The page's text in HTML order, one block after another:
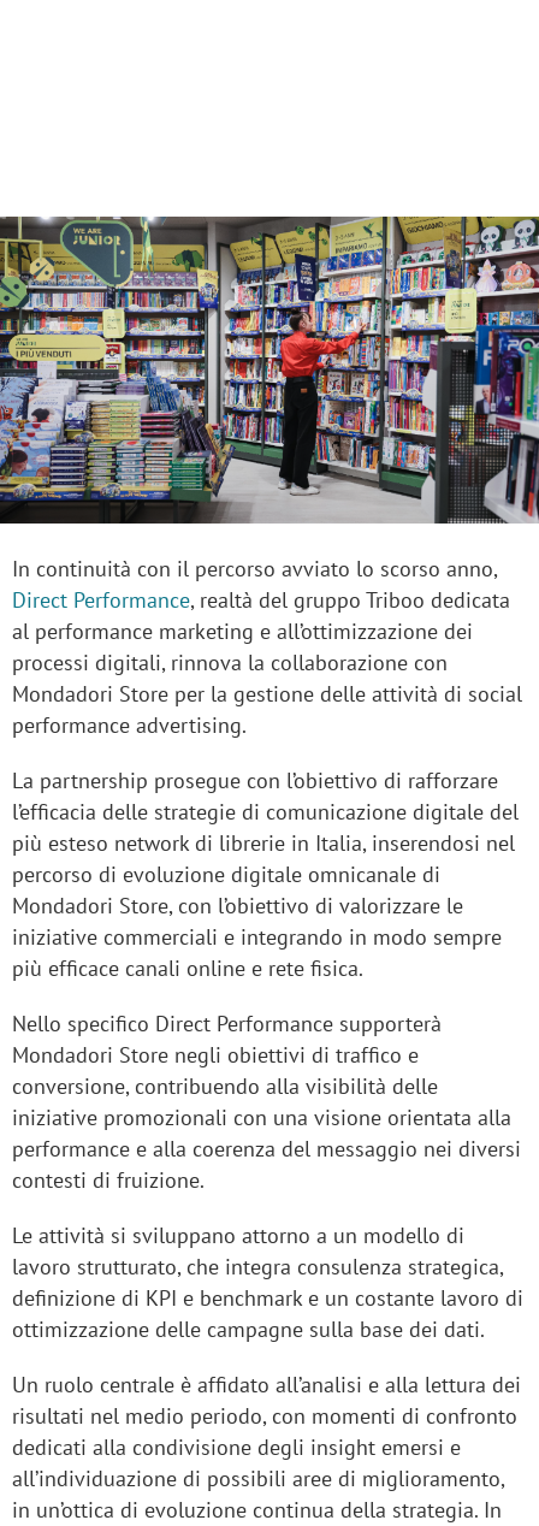
In continuità con il percorso avviato lo scorso anno,
Direct Performance, realtà del gruppo Triboo dedicata
al performance marketing e all’ottimizzazione dei
processi digitali, rinnova la collaborazione con
Mondadori Store per la gestione delle attività di social
performance advertising.
La partnership prosegue con l’obiettivo di rafforzare
l’efficacia delle strategie di comunicazione digitale del
più esteso network di librerie in Italia, inserendosi nel
percorso di evoluzione digitale omnicanale di
Mondadori Store, con l’obiettivo di valorizzare le
iniziative commerciali e integrando in modo sempre
più efficace canali online e rete fisica.
Nello specifico Direct Performance supporterà
Mondadori Store negli obiettivi di traffico e
conversione, contribuendo alla visibilità delle
iniziative promozionali con una visione orientata alla
performance e alla coerenza del messaggio nei diversi
contesti di fruizione.
Le attività si sviluppano attorno a un modello di
lavoro strutturato, che integra consulenza strategica,
definizione di KPI e benchmark e un costante lavoro di
ottimizzazione delle campagne sulla base dei dati.
Un ruolo centrale è affidato all’analisi e alla lettura dei
risultati nel medio periodo, con momenti di confronto
dedicati alla condivisione degli insight emersi e
all’individuazione di possibili aree di miglioramento,
in un’ottica di evoluzione continua della strategia. In